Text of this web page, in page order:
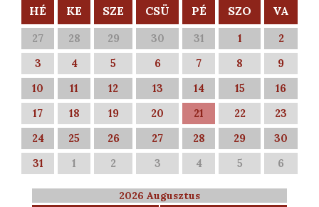
HÉ KE SZE CSÜ PÉ SZO VA
27 28 29 30 31 1
2
3
4 5 6 7 8
9
10
11 12 13 14 15
16
17
18 19 20 21 22
23
24
25 26 27 28 29
30
31
1 2 3 4 5 6
2026 Augusztus